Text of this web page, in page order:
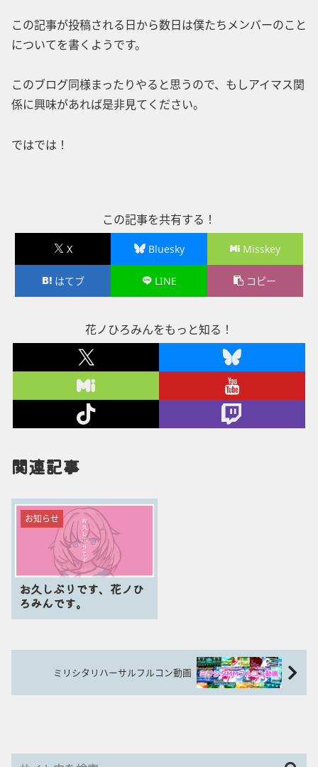
この記事が投稿される日から数日は僕たちメンバーのこと
についてを書くようです。
このブログ同様まったりやると思うので、もしアイマス関
係に興味があれば是非見てください。
ではでは！
この記事を共有する！
X Bluesky Misskey
はてブ LINE コピー
花ノひろみんをもっと知る！
関連記事
お知らせ
お久しぶりです、花ノひ
ろみんです。
ミリシタリハーサルフルコン動画